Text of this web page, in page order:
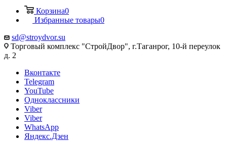
Корзина0
Избранные товары0
sd@stroydvor.su
Торговый комплекс "СтройДвор", г.Таганрог, 10-й переулок
д. 2
Вконтакте
Telegram
YouTube
Одноклассники
Viber
Viber
WhatsApp
Яндекс.Дзен